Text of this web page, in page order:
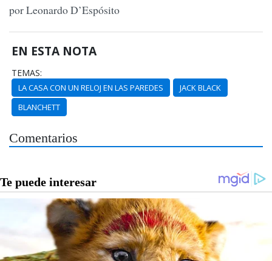
por Leonardo D’Espósito
EN ESTA NOTA
TEMAS:
LA CASA CON UN RELOJ EN LAS PAREDES
JACK BLACK
BLANCHETT
Comentarios